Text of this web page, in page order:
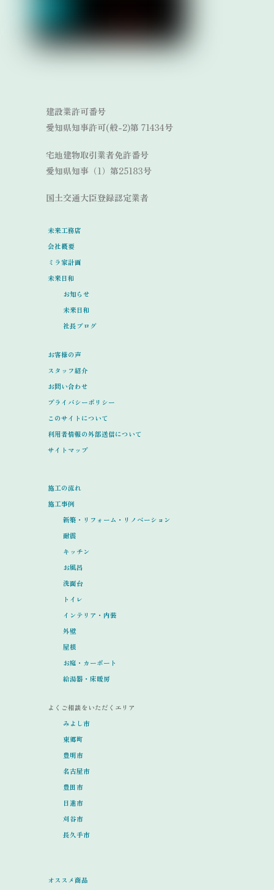
Link
建設業許可番号
愛知県知事許可(般-2)第 71434号
宅地建物取引業者免許番号
愛知県知事（1）第25183号
国土交通大臣登録認定業者
未来工務店
会社概要
ミラ家計画
未来日和
お知らせ
未来日和
社長ブログ
お客様の声
スタッフ紹介
お問い合わせ
プライバシーポリシー
このサイトについて
利用者情報の外部送信について
サイトマップ
施工の流れ
施工事例
新築・リフォーム・リノベーション
耐震
キッチン
お風呂
洗面台
トイレ
インテリア・内装
外壁
屋根
お庭・カーポート
給湯器・床暖房
よくご相談をいただくエリア
みよし市
東郷町
豊明市
名古屋市
豊田市
日進市
刈谷市
長久手市
オススメ商品